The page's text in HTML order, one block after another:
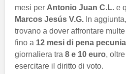
mesi per Antonio Juan C.L. e
Marcos Jesús V.G. In
trovano a dover affrontare
fino a 12 mesi di pena
giornaliera tra 8 e 10 euro,
esercitare il diritto di voto.